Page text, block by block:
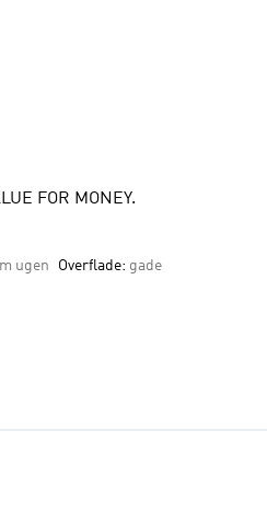
, TRUE TO SIZE.. LOOKS GREAT.. VALUE FOR MONEY.
ugen Overflade: gade